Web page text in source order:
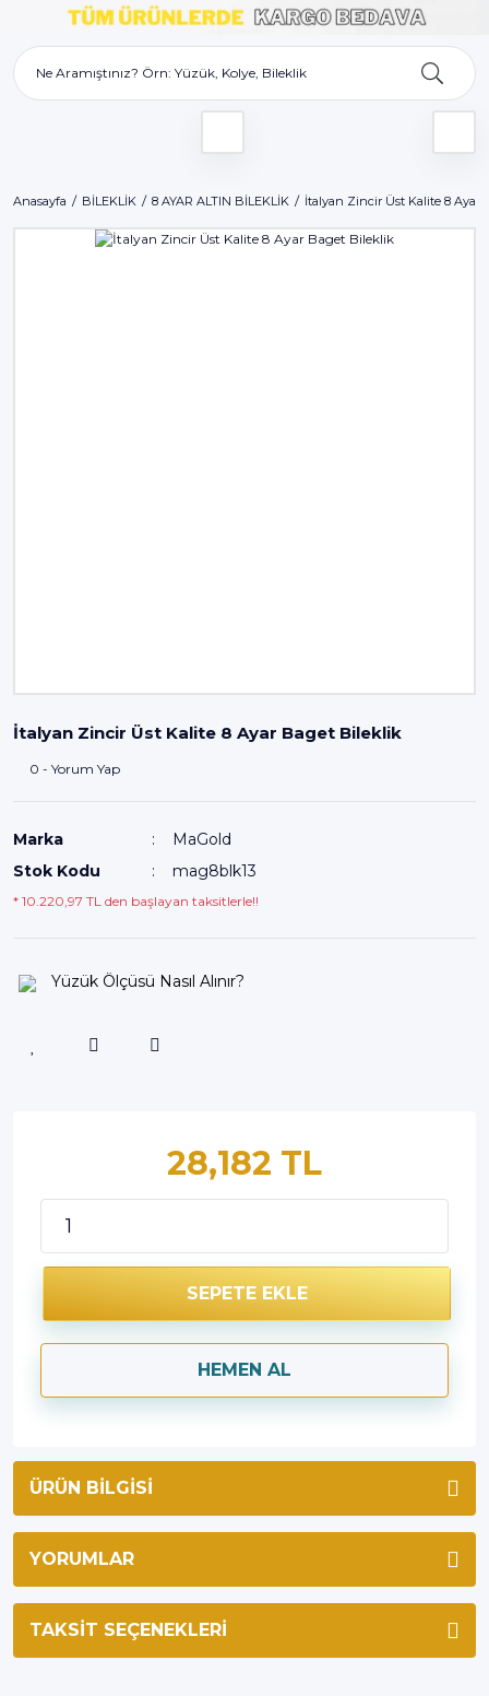
Anasayfa BİLEKLİK 8 AYAR ALTIN BİLEKLİK İtalyan Zincir Üst Kalite 8 Ayar
İtalyan Zincir Üst Kalite 8 Ayar Baget Bileklik
0 - Yorum Yap
Marka
MaGold
Stok Kodu
mag8blk13
* 10.220,97 TL den başlayan taksitlerle!!
Yüzük Ölçüsü Nasıl Alınır?
28,182 TL
SEPETE EKLE
HEMEN AL
ÜRÜN BILGISI
YORUMLAR
TAKSIT SEÇENEKLERI